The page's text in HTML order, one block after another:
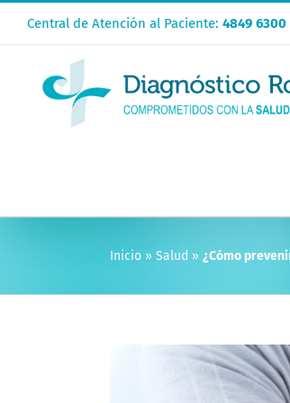
Central de Atención al Paciente: 4849 6300
Inicio » Salud » ¿Cómo